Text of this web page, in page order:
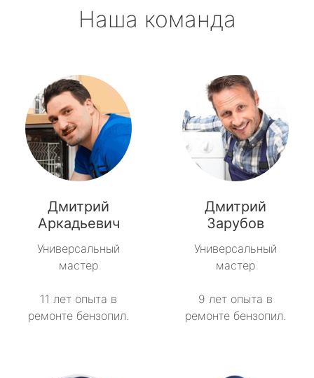
Наша команда
Дмитрий
Аркадьевич
Универсальный
мастер
11 лет опыта в
ремонте бензопил.
Дмитрий
Зарубов
Универсальный
мастер
9 лет опыта в
ремонте бензопил.